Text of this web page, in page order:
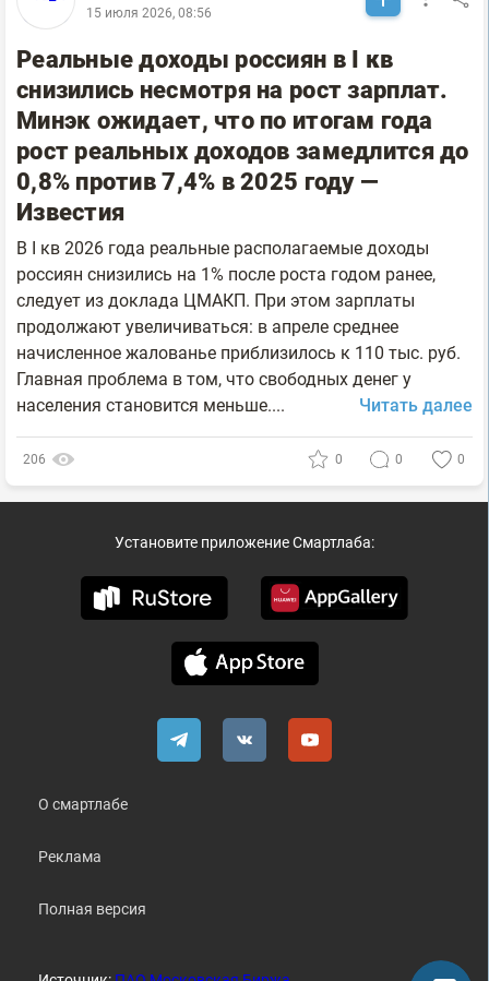
15 июля 2026, 08:56
Реальные доходы россиян в I кв
снизились несмотря на рост зарплат.
Минэк ожидает, что по итогам года
рост реальных доходов замедлится до
0,8% против 7,4% в 2025 году —
Известия
В I кв 2026 года реальные располагаемые доходы
россиян снизились на 1% после роста годом ранее,
следует из доклада ЦМАКП. При этом зарплаты
продолжают увеличиваться: в апреле среднее
начисленное жалованье приблизилось к 110 тыс. руб.
Главная проблема в том, что свободных денег у
населения становится меньше....
Читать далее
206 0 0 0
Установите приложение Смартлаба:
О смартлабе
Реклама
Полная версия